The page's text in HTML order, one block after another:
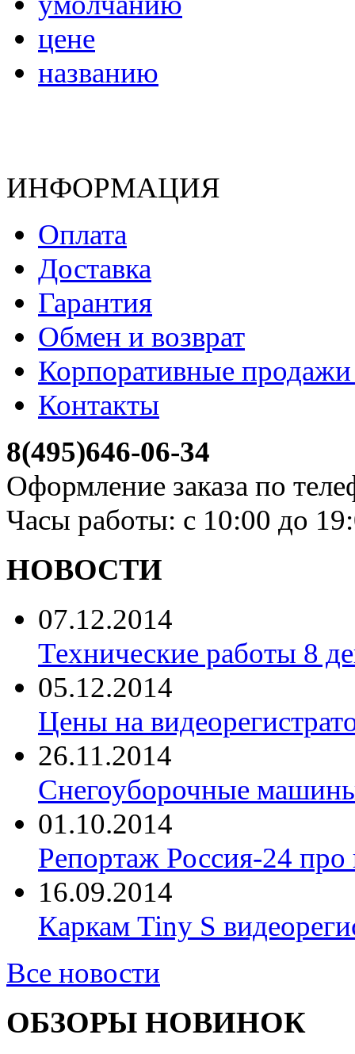
цене
названию
ИНФОРМАЦИЯ
Оплата
Доставка
Гарантия
Обмен и возврат
Корпоративные
Контакты
8(495)646-06-34
Оформление заказа по
Часы работы: с 10:00 до
НОВОСТИ
07.12.2014
Технические работы 8
05.12.2014
Цены на
26.11.2014
Снегоуборочные машины
01.10.2014
Репортаж Россия-24 про
16.09.2014
Каркам Tiny S
Все новости
ОБЗОРЫ НОВИНОК